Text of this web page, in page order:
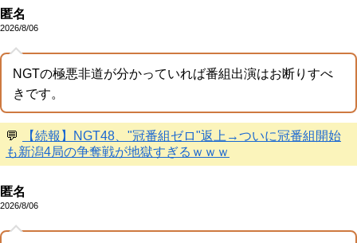
匿名
2026/8/06
NGTの極悪非道が分かっていれば番組出演はお断りすべ
きです。
💬
【続報】NGT48、"冠番組ゼロ"返上→ついに冠番組開始
も新潟4局の争奪戦が地獄すぎるｗｗｗ
匿名
2026/8/06